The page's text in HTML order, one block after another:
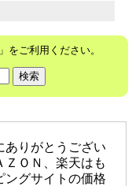
ご利用ください。
ありがとうござい
ＺＯＮ、楽天はも
ングサイトの価格